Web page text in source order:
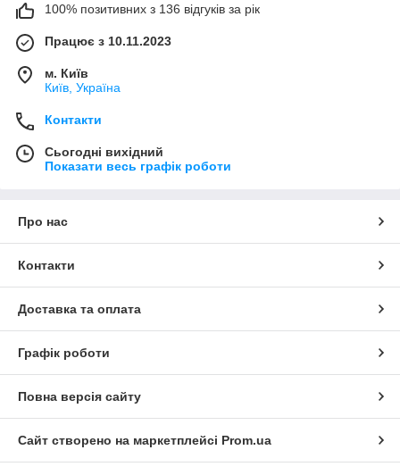
100% позитивних з 136 відгуків за рік
Працює з 10.11.2023
м. Київ
Київ, Україна
Контакти
Сьогодні вихідний
Показати весь графік роботи
Про нас
Контакти
Доставка та оплата
Графік роботи
Повна версія сайту
Сайт створено на маркетплейсі Prom.ua